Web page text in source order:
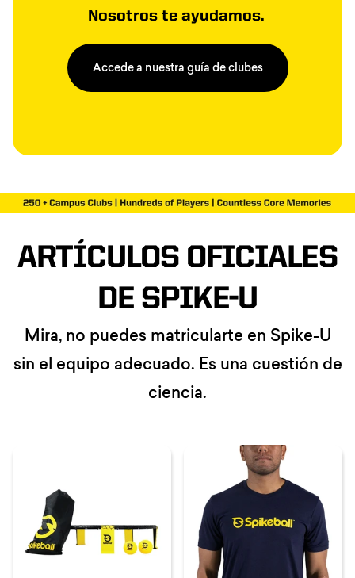
Nosotros te ayudamos.
Accede a nuestra guía de clubes
ARTÍCULOS OFICIALES
DE SPIKE-U
Mira, no puedes matricularte en Spike-U
sin el equipo adecuado. Es una cuestión de
ciencia.